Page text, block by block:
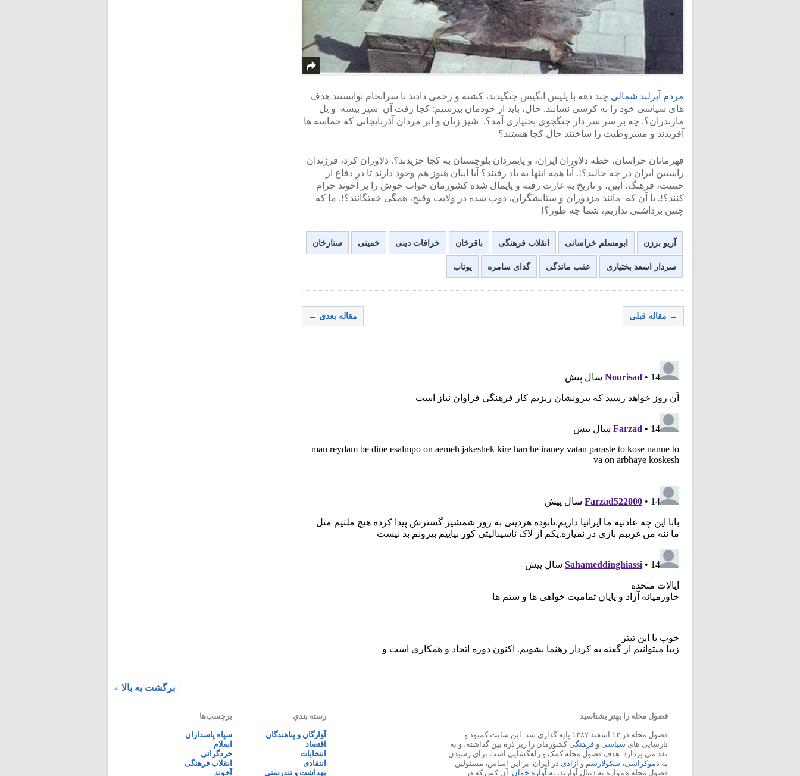
مردم آیرلند شمالی چند دهه با پلیس انگیس جنگیدند، کشته و زخمی دادند تا سرانجام توانستند هدف
های سیاسی خود را به کرسی نشانند. حال، باید از خودمان بپرسیم: کجا رفت آن شیر بیشه و یل
مازندران؟. چه بر سر سر دار جنگجوی بختیاری آمد؟. شیز زنان و ابر مردان آذربایجانی که حماسه ها
آفریدند و مشروطیت را ساختند حال کجا هستند؟
قهرمانان خراسان، خطه دلاوران ایران، و پایمردان بلوچستان به کجا خزیدند؟. دلاوران کرد، فرزندان
راستین ایران در چه حالند؟!. آیا همه اینها به باد رفتند؟ آیا اینان هنوز هم وجود دارند تا در دفاع از
حیثیت، فرهنگ، آیین، و تاریخ به غارت رفته و پایمال شده کشورمان خواب خوش را بر آخوند حرام
کنند؟!. یا آن که مانند مزدوران و ستایشگران، ذوب شده در ولایت وقیح، همگی خفتگانند؟!. ما که
چنین برداشتی نداریم، شما چه طور؟!
آریو برزن ابومسلم خراسانی انقلاب فرهنگی باقرخان خرافات دینی خمینی ستارخان
سردار اسعد بختیاری عقب ماندگی گدای سامره یوتاب
→ مقاله قبلی مقاله بعدی ←
برگشت به بالا
فضول محله را بهتر بشناسید
فضول محله در ۱۳ اسفند ۱۳۸۷ پایه گذاری شد. این سایت کمبود و
نارسایی های سیاسی و فرهنگیکشورمان را زیر ذره بین گذاشته، و به
نقد می پردازد. هدف فضول محله کمک و راهگشایی است برای رسیدن
به دموکراسی، سکولارسم و آزادی در ایران. بر این اساس، مسئولین
فضول محله همواره به دنبال آوازند، نه آوازه خوان. آن کس که در
رسته بندي
آوارگان و پناهندگان
اقتصاد
انتخابات
انتقادی
بهداشت و تندرستی
برچسب‌ها
سپاه پاسداران
اسلام
خردگرائی
انقلاب فرهنگی
آخوند